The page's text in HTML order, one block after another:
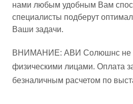
нами любым удобным Вам
специалисты подберут
Ваши задачи.
ВНИМАНИЕ: АВИ Солюшнс не
физическими лицами. Оплата
безналичным расчетом по